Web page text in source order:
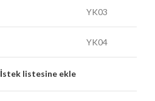
YK03
YK04
İstek listesine ekle